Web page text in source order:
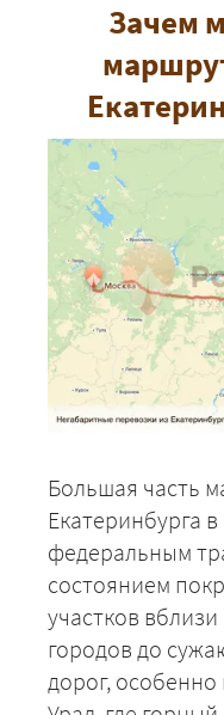
Зачем
Большая часть
Екатеринбурга
федеральным
состоянием
участков
городов до
дорог,